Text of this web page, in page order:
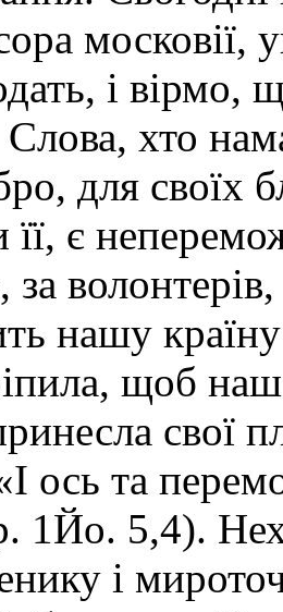
і вірмо,
хто
для своїх
є
за
нашу
щоб
свої
ось та
1Йо. 5,4).
і